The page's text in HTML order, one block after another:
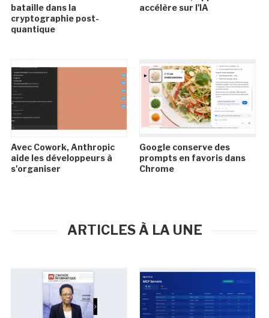
bataille dans la
cryptographie post-
quantique
accélère sur l'IA
Avec Cowork, Anthropic
aide les développeurs à
s'organiser
Google conserve des
prompts en favoris dans
Chrome
ARTICLES À LA UNE